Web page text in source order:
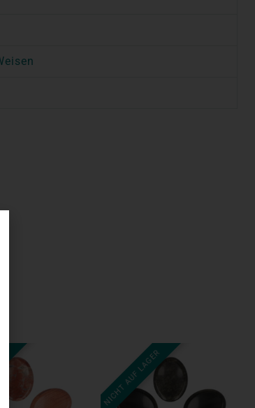
NICHT AUF LAGER